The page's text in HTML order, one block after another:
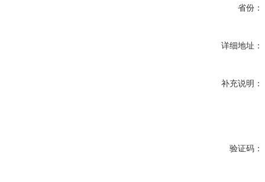
省份：
详细地址：
补充说明：
验证码：